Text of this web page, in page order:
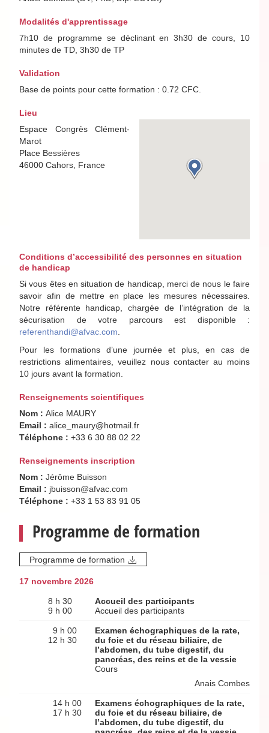
Modalités d'apprentissage
7h10 de programme se déclinant en 3h30 de cours, 10
minutes de TD, 3h30 de TP
Validation
Base de points pour cette formation : 0.72 CFC.
Lieu
Espace Congrès Clément-
Marot
Place Bessières
46000 Cahors, France
Conditions d’accessibilité des personnes en situation
de handicap
Si vous êtes en situation de handicap, merci de nous le faire
savoir afin de mettre en place les mesures nécessaires.
Notre référente handicap, chargée de l’intégration de la
sécurisation de votre parcours est disponible :
referenthandi@afvac.com
Pour les formations d’une journée et plus, en cas de
restrictions alimentaires, veuillez nous contacter au moins
10 jours avant la formation.
Renseignements scientifiques
Nom : Alice MAURY
Email : alice_maury@hotmail.fr
Téléphone : +33 6 30 88 02 22
Renseignements inscription
Nom : Jérôme Buisson
Email : jbuisson@afvac.com
Téléphone : +33 1 53 83 91 05
Programme de formation
Programme de formation
17 novembre 2026
8 h 30
9 h 00
Accueil des participants
Accueil des participants
9 h 00
12 h 30
Examen échographiques de la rate,
du foie et du réseau biliaire, de
l’abdomen, du tube digestif, du
pancréas, des reins et de la vessie
Cours
Anais Combes
14 h 00
17 h 30
Examens échographiques de la rate,
du foie et du réseau biliaire, de
l’abdomen, du tube digestif, du